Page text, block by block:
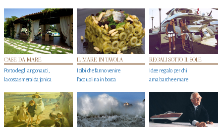
CASE DA MARE
Porto degli argonauti,
la costa smeralda jonica
IL MARE IN TAVOLA
I cibi che fanno venire
l’acquolina in bocca
REGALI SOTTO IL SOLE
Idee regalo per chi
ama barche e mare